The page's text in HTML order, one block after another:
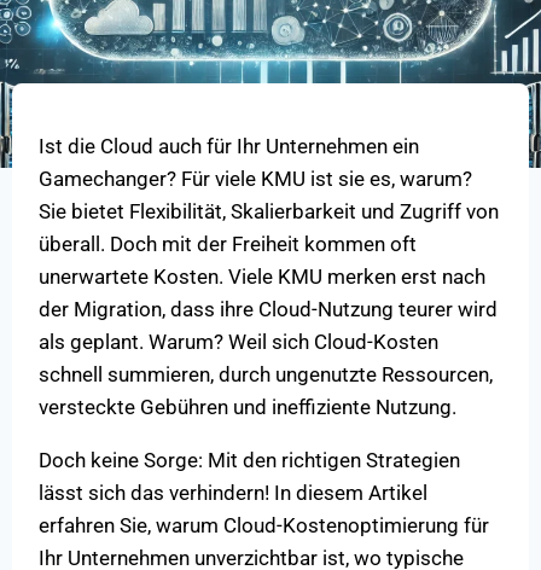
Ist die Cloud auch für Ihr Unternehmen ein
Gamechanger? Für viele KMU ist sie es, warum?
Sie bietet Flexibilität, Skalierbarkeit und Zugriff von
überall. Doch mit der Freiheit kommen oft
unerwartete Kosten. Viele KMU merken erst nach
der Migration, dass ihre Cloud-Nutzung teurer wird
als geplant. Warum? Weil sich Cloud-Kosten
schnell summieren, durch ungenutzte Ressourcen,
versteckte Gebühren und ineffiziente Nutzung.
Doch keine Sorge: Mit den richtigen Strategien
lässt sich das verhindern! In diesem Artikel
erfahren Sie, warum Cloud-Kostenoptimierung für
Ihr Unternehmen unverzichtbar ist, wo typische